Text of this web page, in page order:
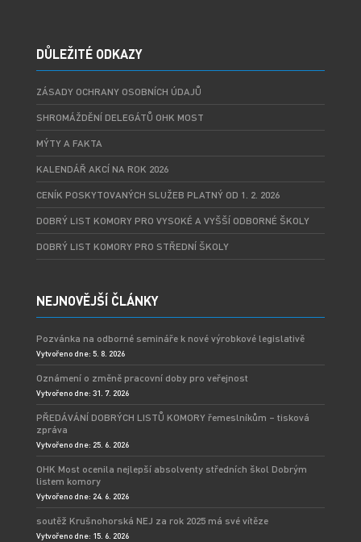
DŮLEŽITÉ ODKAZY
ZÁSADY OCHRANY OSOBNÍCH ÚDAJŮ
SHROMÁŽDĚNÍ DELEGÁTŮ OHK MOST
MÝTY A FAKTA
KALENDÁŘ AKCÍ NA ROK 2026
CENÍK POSKYTOVANÝCH SLUŽEB PLATNÝ OD 1. 2. 2026
DOBRÝ LIST KOMORY PRO VYSOKÉ A VYŠŠÍ ODBORNÉ ŠKOLY
DOBRÝ LIST KOMORY PRO STŘEDNÍ ŠKOLY
NEJNOVĚJŠÍ ČLÁNKY
Pozvánka na odborné semináře k nové výrobkové legislativě
Vytvořeno dne: 5. 8. 2026
Oznámení o změně pracovní doby pro veřejnost
Vytvořeno dne: 31. 7. 2026
PŘEDÁVÁNÍ DOBRÝCH LISTŮ KOMORY řemeslníkům – tisková
zpráva
Vytvořeno dne: 25. 6. 2026
OHK Most ocenila nejlepší absolventy středních škol Dobrým
listem komory
Vytvořeno dne: 24. 6. 2026
soutěž Krušnohorská NEJ za rok 2025 má své vítěze
Vytvořeno dne: 15. 6. 2026